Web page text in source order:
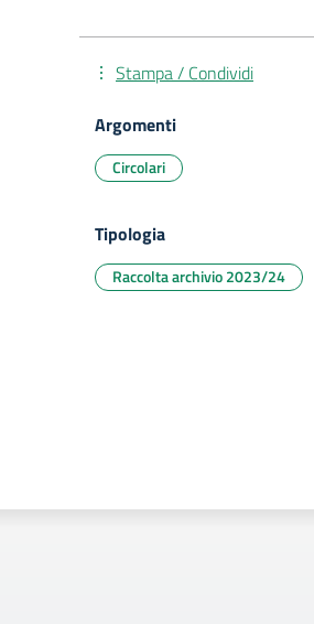
Stampa / Condividi
Argomenti
Circolari
Tipologia
Raccolta archivio 2023/24